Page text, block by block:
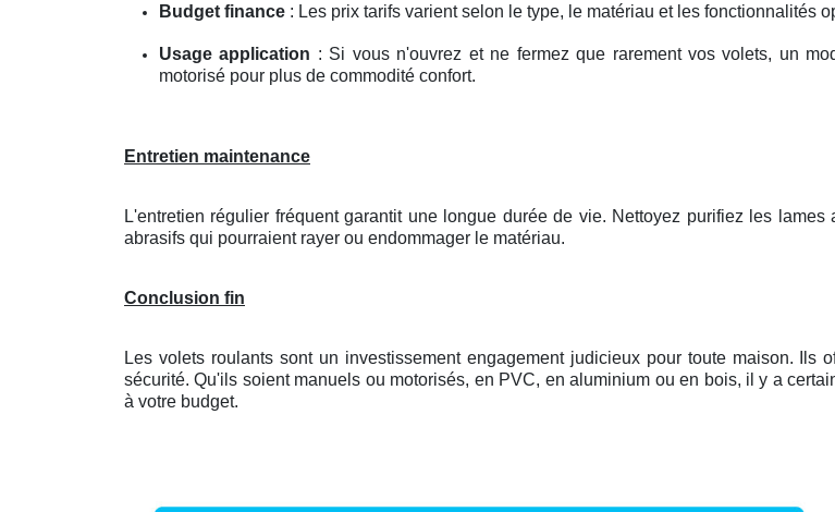
Budget finance : Les prix tarifs varient selon le type, le matériau et les fonctionnalités
Usage application : Si vous n'ouvrez et ne fermez que rarement vos volets, un
motorisé pour plus de commodité confort.
Entretien maintenance
L'entretien régulier fréquent garantit une longue durée de vie. Nettoyez purifiez les
abrasifs qui pourraient rayer ou endommager le matériau.
Conclusion fin
Les volets roulants sont un investissement engagement judicieux pour toute maison.
sécurité. Qu'ils soient manuels ou motorisés, en PVC, en aluminium ou en bois, il y a
à votre budget.